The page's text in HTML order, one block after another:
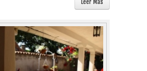
Leer Más